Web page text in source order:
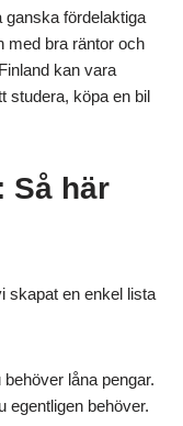
ganska fördelaktiga
med bra räntor och
kan vara
studera, köpa en bil
Så här
skapat en enkel lista
låna pengar.
egentligen behöver.